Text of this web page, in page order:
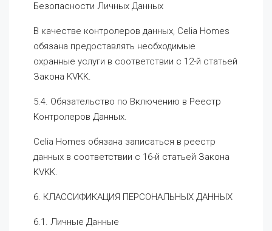
Безопасности Личных Данных
В качестве контролеров данных, Celia Homes
обязана предоставлять необходимые
охранные услуги в соответствии с 12-й статьей
Закона KVKK.
5.4. Обязательство по Включению в Реестр
Контролеров Данных.
Celia Homes обязана записаться в реестр
данных в соответствии с 16-й статьей Закона
KVKK.
6. КЛАССИФИКАЦИЯ ПЕРСОНАЛЬНЫХ ДАННЫХ
6.1. Личные Данные